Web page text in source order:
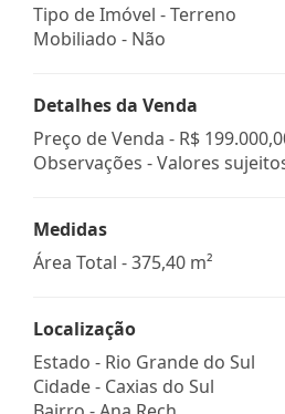
Tipo de Imóvel - Terreno
Mobiliado - Não
Detalhes da Venda
Preço de Venda - R$
Observações - Valores
Medidas
Área Total - 375,40 m²
Localização
Estado - Rio Grande do Sul
Cidade - Caxias do Sul